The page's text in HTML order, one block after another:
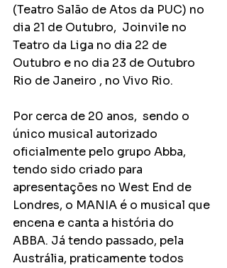
(Teatro Salão de Atos da PUC) no
dia 21 de Outubro,  Joinvile no
Teatro da Liga no dia 22 de
Outubro e no dia 23 de Outubro
Rio de Janeiro , no Vivo Rio.
Por cerca de 20 anos,  sendo o
único musical autorizado
oficialmente pelo grupo Abba,
tendo sido criado para
apresentações no West End de
Londres, o MANIA é o musical que
encena e canta a história do
ABBA. Já tendo passado, pela
Austrália, praticamente todos